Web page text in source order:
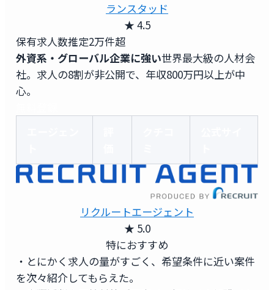
ランスタッド
★ 4.5
保有求人数推定2万件超
外資系・グローバル企業に強い世界最大級の人材会
社。求人の8割が非公開で、年収800万円以上が中
心。
リクルートエージェント
★ 5.0
特におすすめ
・とにかく求人の量がすごく、希望条件に近い案件
を次々紹介してもらえた。